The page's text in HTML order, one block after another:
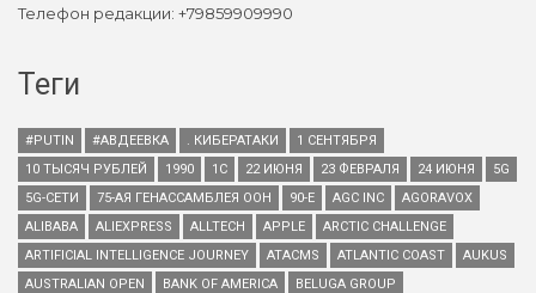
Телефон редакции: +79859909990
Теги
#PUTIN #АВДЕЕВКА . КИБЕРАТАКИ
1 СЕНТЯБРЯ
10 ТЫСЯЧ РУБЛЕЙ
1990 1С 22 ИЮНЯ 23 ФЕВРАЛЯ 24 ИЮНЯ
5G
5G-СЕТИ
75-АЯ ГЕНАССАМБЛЕЯ ООН 90-Е AGC INC
AGORAVOX
ALIBABA
ALIEXPRESS ALLTECH APPLE
ARCTIC CHALLENGE
ARTIFICIAL INTELLIGENCE JOURNEY
ATACMS ATLANTIC COAST
AUKUS
AUSTRALIAN OPEN
BANK OF AMERICA
BELUGA GROUP